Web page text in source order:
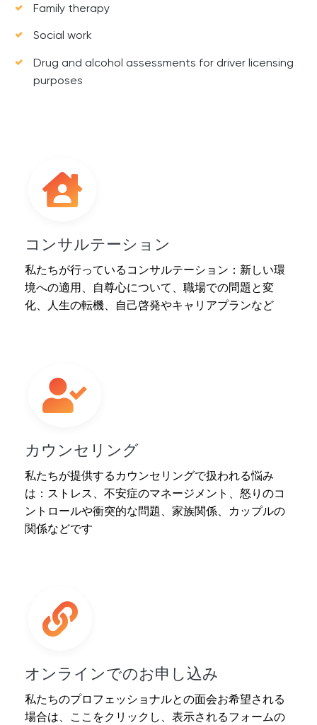
Family therapy
Social work
Drug and alcohol assessments for driver licensing
purposes
コンサルテーション
私たちが行っているコンサルテーション：新しい環
境への適用、自尊心について、職場での問題と変
化、人生の転機、自己啓発やキャリアプランなど
カウンセリング
私たちが提供するカウンセリングで扱われる悩み
は：ストレス、不安症のマネージメント、怒りのコ
ントロールや衝突的な問題、家族関係、カップルの
関係などです
オンラインでのお申し込み
私たちのプロフェッショナルとの面会お希望される
場合は、ここをクリックし、表示されるフォームの